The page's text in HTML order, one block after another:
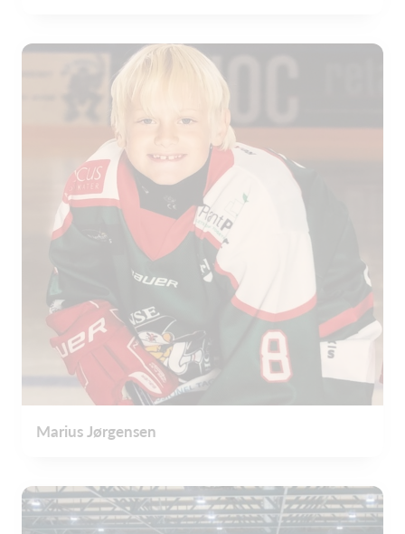
Marius Jørgensen